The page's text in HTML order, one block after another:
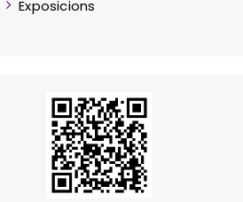
Exposicions